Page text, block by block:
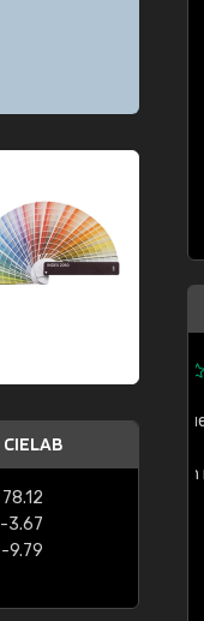
CIELAB
78.12
-3.67
-9.79
voir clairement quels
Il y a plusieurs
Design, etc. On ne
La livraison s'est
me convient."